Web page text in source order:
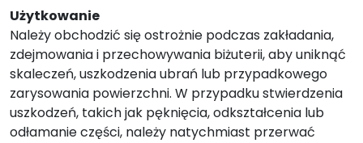
Użytkowanie
Należy obchodzić się ostrożnie podczas zakładania,
zdejmowania i przechowywania biżuterii, aby uniknąć
skaleczeń, uszkodzenia ubrań lub przypadkowego
zarysowania powierzchni. W przypadku stwierdzenia
uszkodzeń, takich jak pęknięcia, odkształcenia lub
odłamanie części, należy natychmiast przerwać